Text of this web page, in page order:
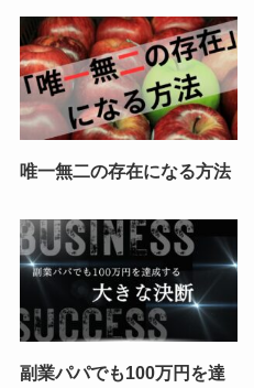
唯一無二の存在になる方法
副業パパでも100万円を達